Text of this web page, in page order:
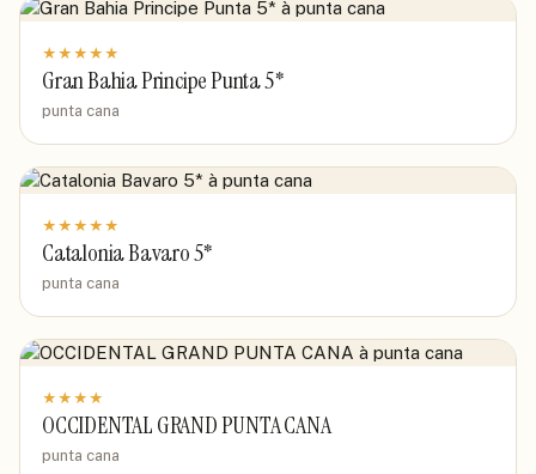
★ ★ ★ ★ ★
Gran Bahia Principe Punta 5*
punta cana
★ ★ ★ ★ ★
Catalonia Bavaro 5*
punta cana
★ ★ ★ ★
OCCIDENTAL GRAND PUNTA CANA
punta cana